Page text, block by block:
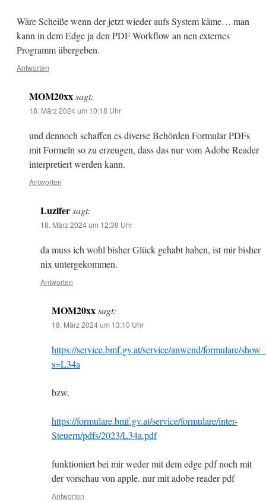
Wäre Scheiße wenn der jetzt wieder aufs System käme… man
kann in dem Edge ja den PDF Workflow an nen externes
Programm übergeben.
Antworten
MOM20xx sagt:
18. März 2024 um 10:18 Uhr
und dennoch schaffen es diverse Behörden Formular PDFs
mit Formeln so zu erzeugen, dass das nur vom Adobe Reader
interpretiert werden kann.
Antworten
Luzifersagt:
18. März 2024 um 12:38 Uhr
da muss ich wohl bisher Glück gehabt haben, ist mir bisher
nix untergekommen.
Antworten
MOM20xxsagt:
18. März 2024 um 13:10 Uhr
https://service.bmf.gv.at/service/anwend/formulare/
s=L34a
bzw.
https://formulare.bmf.gv.at/service/formulare/inter-
Steuern/pdfs/2023/L34a.pdf
funktioniert bei mir weder mit dem edge pdf noch mit
der vorschau von apple. nur mit adobe reader pdf
Antworten